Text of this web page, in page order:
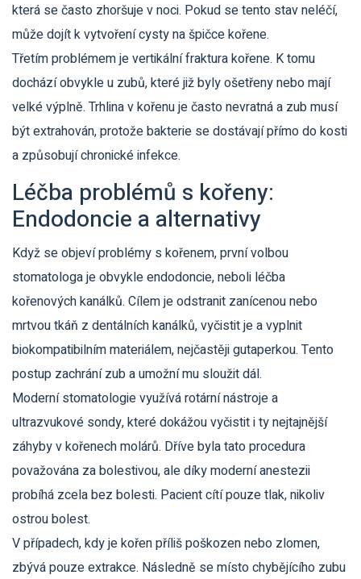
která se často zhoršuje v noci. Pokud se tento stav neléčí,
může dojít k vytvoření cysty na špičce kořene.
Třetím problémem je vertikální fraktura kořene. K tomu
dochází obvykle u zubů, které již byly ošetřeny nebo mají
velké výplně. Trhlina v kořenu je často nevratná a zub musí
být extrahován, protože bakterie se dostávají přímo do kosti
a způsobují chronické infekce.
Léčba problémů s kořeny:
Endodoncie a alternativy
Když se objeví problémy s kořenem, první volbou
stomatologa je obvykle endodoncie, neboli léčba
kořenových kanálků. Cílem je odstranit zanícenou nebo
mrtvou tkáň z dentálních kanálků, vyčistit je a vyplnit
biokompatibilním materiálem, nejčastěji gutaperkou. Tento
postup zachrání zub a umožní mu sloužit dál.
Moderní stomatologie využívá rotární nástroje a
ultrazvukové sondy, které dokážou vyčistit i ty nejtajnější
záhyby v kořenech molárů. Dříve byla tato procedura
považována za bolestivou, ale díky moderní anestezii
probíhá zcela bez bolesti. Pacient cítí pouze tlak, nikoliv
ostrou bolest.
V případech, kdy je kořen příliš poškozen nebo zlomen,
zbývá pouze extrakce. Následně se místo chybějícího zubu